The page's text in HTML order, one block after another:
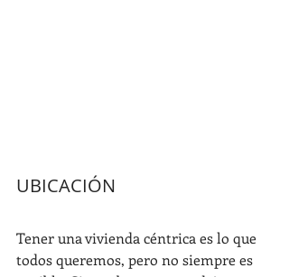
UBICACIÓN
Tener una vivienda céntrica es lo que
todos queremos, pero no siempre es